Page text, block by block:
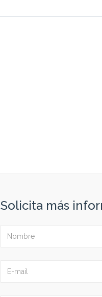
Solicita más